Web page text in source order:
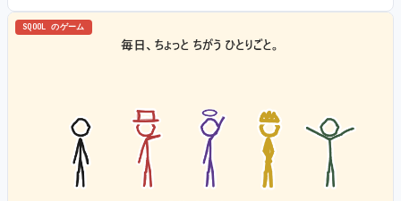
SQOOL のゲーム